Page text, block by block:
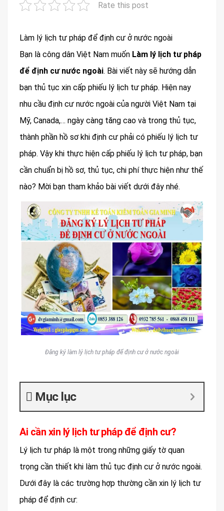
Rate this post
Làm lý lịch tư pháp để định cư ở nước ngoài
Bạn là công dân Việt Nam muốn Làm lý lịch tư pháp
để định cư nước ngoài. Bài viết này sẽ hướng dẫn
bạn thủ tục xin cấp phiếu lý lịch tư pháp. Hiện nay
nhu cầu định cư nước ngoài của người Việt Nam tại
Mỹ, Canada,… ngày càng tăng cao và trong thủ tục,
thành phần hồ sơ khi định cư phải có phiếu lý lịch tư
pháp. Vậy khi thực hiện cấp phiếu lý lịch tư pháp, bạn
cần chuẩn bị hồ sơ, thủ tục, chi phí thực hiện như thế
nào? Mời bạn tham khảo bài viết dưới đây nhé.
Đăng ký làm lý lịch tư pháp để định cư ở nước ngoài
Mục lục
Ai cần xin lý lịch tư pháp để định cư?
Lý lịch tư pháp là một trong những giấy tờ quan
trọng cần thiết khi làm thủ tục định cư ở nước ngoài.
Dưới đây là các trường hợp thường cần xin lý lịch tư
pháp để định cư: